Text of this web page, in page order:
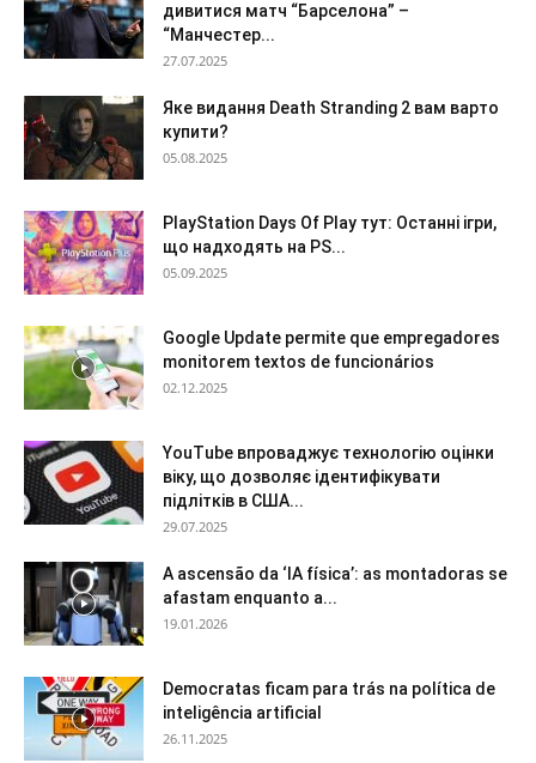
дивитися матч “Барселона” –
“Манчестер...
27.07.2025
Яке видання Death Stranding 2 вам варто
купити?
05.08.2025
PlayStation Days Of Play тут: Останні ігри,
що надходять на PS...
05.09.2025
Google Update permite que empregadores
monitorem textos de funcionários
02.12.2025
YouTube впроваджує технологію оцінки
віку, що дозволяє ідентифікувати
підлітків в США...
29.07.2025
A ascensão da ‘IA física’: as montadoras se
afastam enquanto a...
19.01.2026
Democratas ficam para trás na política de
inteligência artificial
26.11.2025